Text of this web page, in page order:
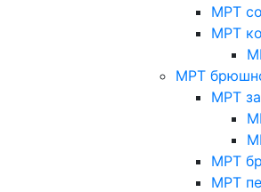
МРТ
МРТ
МРТ
МРТ
МРТ
МРТ